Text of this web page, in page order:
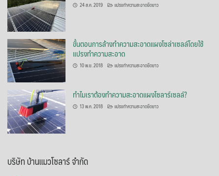
24 ส.ค. 2019 แปรงทำความสะอาดยืดยาว
ขั้นตอนการล้างทำความสะอาดแผงโซล่าเซลล์โดยใช้
แปรงทำความสะอาด
10 พ.ย. 2018 แปรงทำความสะอาดยืดยาว
ทำไมเราต้องทำความสะอาดแผงโซลาร์เซลล์?
13 พ.ค. 2018 แปรงทำความสะอาดยืดยาว
บริษัท บ้านแมวโซลาร์ จำกัด